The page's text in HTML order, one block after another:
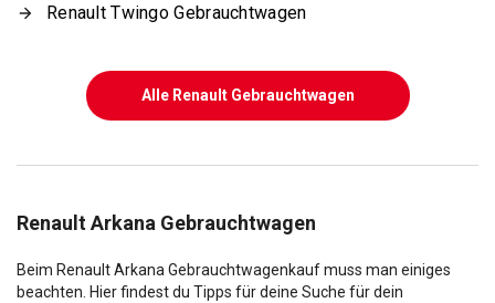
Renault Twingo Gebrauchtwagen
Alle Renault Gebrauchtwagen
Renault Arkana Gebrauchtwagen
Beim Renault Arkana Gebrauchtwagenkauf muss man einiges
beachten. Hier findest du Tipps für deine Suche für dein